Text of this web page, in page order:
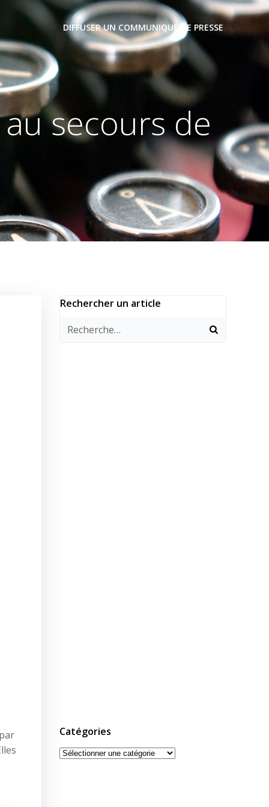
DIFFUSER UN COMMUNIQUÉ DE PRESSE
secours de
Rechercher un article
Catégories
Catégories